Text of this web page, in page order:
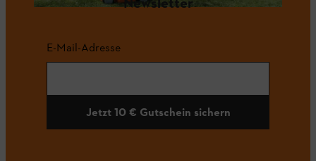
E-Mail-Adresse
Jetzt 10 € Gutschein sichern